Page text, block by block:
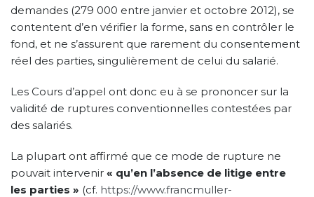
demandes (279 000 entre janvier et octobre 2012), se
contentent d’en vérifier la forme, sans en contrôler le
fond, et ne s’assurent que rarement du consentement
réel des parties, singulièrement de celui du salarié.
Les Cours d’appel ont donc eu à se prononcer sur la
validité de ruptures conventionnelles contestées par
des salariés.
La plupart ont affirmé que ce mode de rupture ne
pouvait intervenir « qu’en l’absence de litige entre
les parties » (cf. https://www.francmuller-